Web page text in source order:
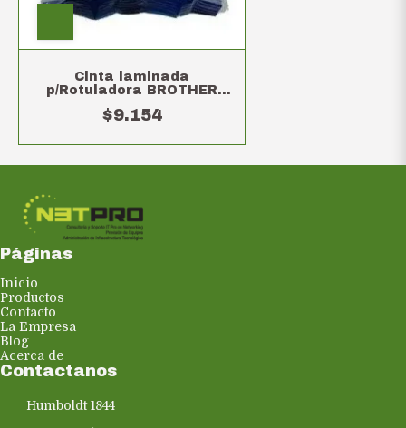
Cinta laminada
p/Rotuladora BROTHER
$9.154
Páginas
Inicio
Productos
Contacto
La Empresa
Blog
Acerca de
Contactanos
Humboldt 1844